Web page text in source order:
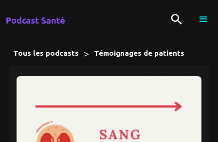
Tous les podcasts > Témoignages de patients